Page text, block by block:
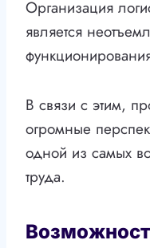
Организация
является
В связи с этим,
огромные
одной из самых
труда.